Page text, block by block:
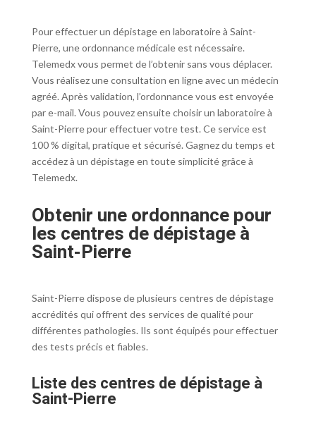
Pour effectuer un dépistage en laboratoire à Saint-
Pierre, une ordonnance médicale est nécessaire.
Telemedx vous permet de l’obtenir sans vous déplacer.
Vous réalisez une consultation en ligne avec un médecin
agréé. Après validation, l’ordonnance vous est envoyée
par e-mail. Vous pouvez ensuite choisir un laboratoire à
Saint-Pierre pour effectuer votre test. Ce service est
100 % digital, pratique et sécurisé. Gagnez du temps et
accédez à un dépistage en toute simplicité grâce à
Telemedx.
Obtenir une ordonnance pour
les centres de dépistage à
Saint-Pierre
Saint-Pierre dispose de plusieurs centres de dépistage
accrédités qui offrent des services de qualité pour
différentes pathologies. Ils sont équipés pour effectuer
des tests précis et fiables.
Liste des centres de dépistage à
Saint-Pierre